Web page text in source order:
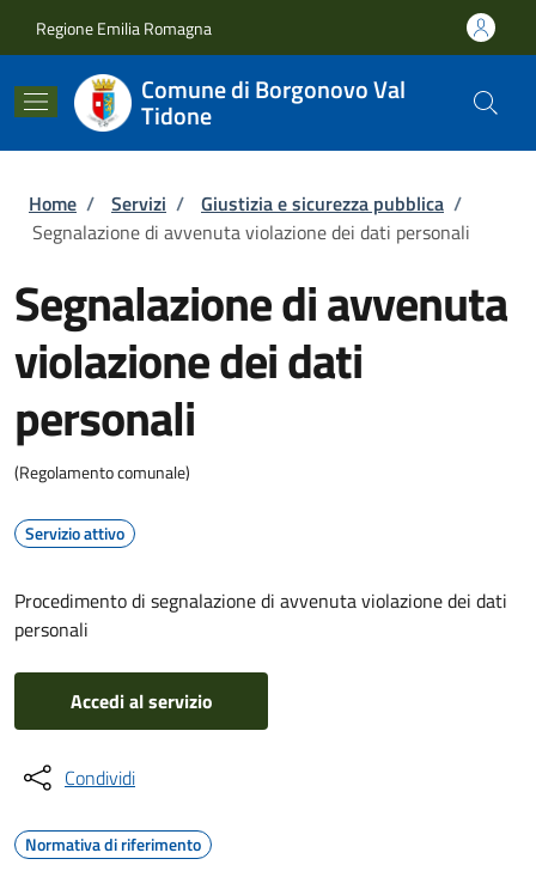
Regione Emilia Romagna
Comune di Borgonovo Val
Tidone
Briciole di pane
Home / Servizi / Giustizia e sicurezza pubblica /
Segnalazione di avvenuta violazione dei dati personali
Segnalazione di avvenuta
violazione dei dati
personali
(Regolamento comunale)
Servizio attivo
Procedimento di segnalazione di avvenuta violazione dei dati
personali
Accedi al servizio
Condividi
Normativa di riferimento